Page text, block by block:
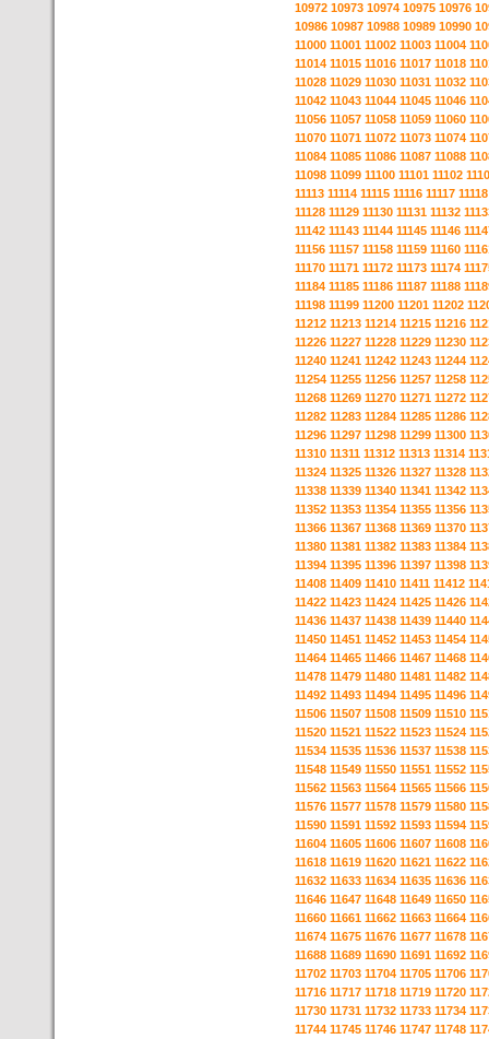
10972 10973 10974 10975 10976
10986 10987 10988 10989 10990
11000 11001 11002 11003 11004
11014 11015 11016 11017 11018
11028 11029 11030 11031 11032
11042 11043 11044 11045 11046
11056 11057 11058 11059 11060
11070 11071 11072 11073 11074
11084 11085 11086 11087 11088
11098 11099 11100 11101 11102
11113 11114 11115 11116 11117 11118
11128 11129 11130 11131 11132
11142 11143 11144 11145 11146
11156 11157 11158 11159 11160
11170 11171 11172 11173 11174
11184 11185 11186 11187 11188
11198 11199 11200 11201 11202
11212 11213 11214 11215 11216
11226 11227 11228 11229 11230
11240 11241 11242 11243 11244
11254 11255 11256 11257 11258
11268 11269 11270 11271 11272
11282 11283 11284 11285 11286
11296 11297 11298 11299 11300
11310 11311 11312 11313 11314
11324 11325 11326 11327 11328
11338 11339 11340 11341 11342
11352 11353 11354 11355 11356
11366 11367 11368 11369 11370
11380 11381 11382 11383 11384
11394 11395 11396 11397 11398
11408 11409 11410 11411 11412
11422 11423 11424 11425 11426
11436 11437 11438 11439 11440
11450 11451 11452 11453 11454
11464 11465 11466 11467 11468
11478 11479 11480 11481 11482
11492 11493 11494 11495 11496
11506 11507 11508 11509 11510
11520 11521 11522 11523 11524
11534 11535 11536 11537 11538
11548 11549 11550 11551 11552
11562 11563 11564 11565 11566
11576 11577 11578 11579 11580
11590 11591 11592 11593 11594
11604 11605 11606 11607 11608
11618 11619 11620 11621 11622
11632 11633 11634 11635 11636
11646 11647 11648 11649 11650
11660 11661 11662 11663 11664
11674 11675 11676 11677 11678
11688 11689 11690 11691 11692
11702 11703 11704 11705 11706
11716 11717 11718 11719 11720
11730 11731 11732 11733 11734
11744 11745 11746 11747 11748